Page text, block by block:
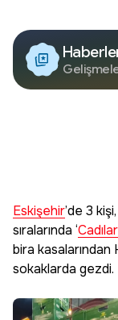
Edin
Eskişehir’de 3
sıralarında ‘
bira
sokaklarda gezdi.